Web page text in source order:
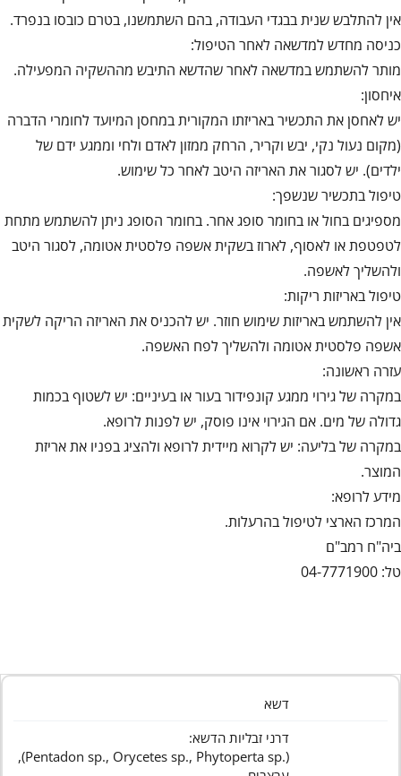
אין להתלבש שנית בבגדי העבודה, בהם השתמשנו, בטרם כובסו בנפרד.
כניסה מחדש למדשאה לאחר הטיפול:
מותר להשתמש במדשאה לאחר שהדשא התיבש מההשקיה המפעילה.
איחסון:
יש לאחסן את התכשיר באריזתו המקורית במחסן המיועד לחומרי הדברה
(מקום נעול נקי, יבש וקריר, הרחק ממזון לאדם ולחי וממגע ידם של
ילדים). יש לסגור את האריזה היטב לאחר כל שימוש.
טיפול בתכשיר שנשפך:
מספיגים בחול או בחומר סופג אחר. בחומר הסופג ניתן להשתמש מתחת
לטפטפת או לאסוף, לארוז בשקית אשפה פלסטית אטומה, לסגור היטב
ולהשליך לאשפה.
טיפול באריזות ריקות:
אין להשתמש באריזות שימוש חוזר. יש להכניס את האריזה הריקה לשקית
אשפה פלסטית אטומה ולהשליך לפח האשפה.
עזרה ראשונה:
במקרה של גירוי ממגע קונפידור בעור או בעיניים: יש לשטוף בכמות
גדולה של מים. אם הגירוי אינו פוסק, יש לפנות לרופא.
במקרה של בליעה: יש לקרוא מיידית לרופא ולהציג בפניו את אריזת
המוצר.
מידע לרופא:
המרכז הארצי לטיפול בהרעלות.
ביה"ח רמב"ם
טל: 04-7771900
דשא
דרני זבליות הדשא:
(.Pentadon sp., Orycetes sp., Phytoperta sp),